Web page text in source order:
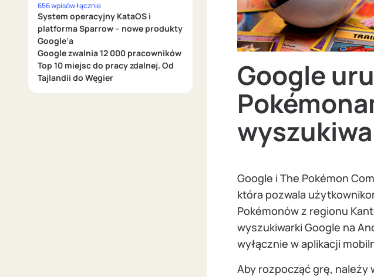
656 wpisów łącznie
System operacyjny KataOS i
platforma Sparrow – nowe produkty
Google’a
Google zwalnia 12 000 pracowników
Top 10 miejsc do pracy zdalnej. Od
Tajlandii do Węgier
Google
Google i The Pokémon
która pozwala
Pokémonów z regionu
wyszukiwarki Google na
wyłącznie w aplikacji
Aby rozpocząć grę, należy